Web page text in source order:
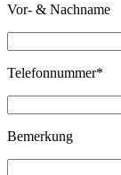
Vor- & Nachname
Telefonnummer*
Bemerkung